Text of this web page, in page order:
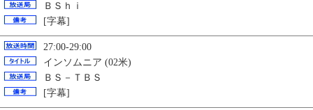
ＢＳｈｉ
[字幕]
27:00-29:00
インソムニア (02米)
ＢＳ－ＴＢＳ
[字幕]